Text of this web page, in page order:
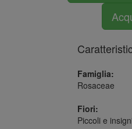
Famiglia:
Rosaceae
Fiori:
Piccoli e